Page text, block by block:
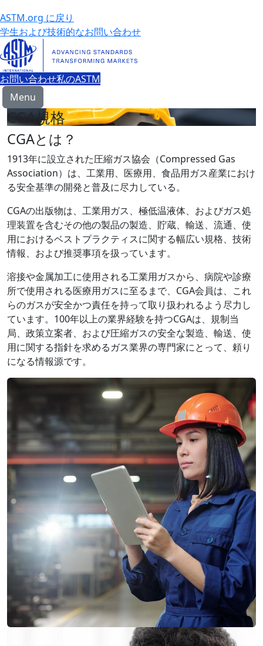
ASTM.org に戻り
学生および技術的なお問い合わせ
お問い合わせ私のASTM
Menu
CGA規格
CGAとは？
1913年に設立された圧縮ガス協会（Compressed Gas
Association）は、工業用、医療用、食品用ガス産業におけ
る安全基準の開発と普及に尽力している。
CGAの出版物は、工業用ガス、極低温液体、およびガス処
理装置を含むその他の製品の製造、貯蔵、輸送、流通、使
用におけるベストプラクティスに関する幅広い規格、技術
情報、および推奨事項を扱っています。
溶接や金属加工に使用される工業用ガスから、病院や診療
所で使用される医療用ガスに至るまで、CGA会員は、これ
らのガスが安全かつ責任を持って取り扱われるよう尽力し
ています。100年以上の業界経験を持つCGAは、規制当
局、政策立案者、および圧縮ガスの安全な製造、輸送、使
用に関する指針を求めるガス業界の専門家にとって、頼り
になる情報源です。